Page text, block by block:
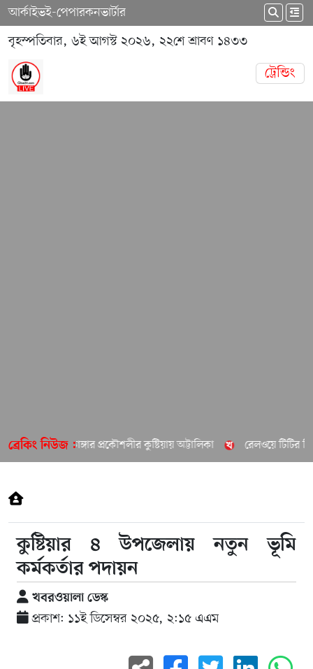
আর্কাইভই-পেপারকনভার্টার
বৃহস্পতিবার, ৬ই আগস্ট ২০২৬, ২২শে শ্রাবণ ১৪৩৩
ট্রেন্ডিং
ব্রেকিং নিউজ :চুয়াডাঙ্গার প্রকৌশলীর কুষ্টিয়ায় অট্টালিকা রেলওয়ে টিটির
কুষ্টিয়ার ৪ উপজেলায় নতুন ভূমি
কর্মকর্তার পদায়ন
খবরওয়ালা ডেস্ক
প্রকাশ: ১১ই ডিসেম্বর ২০২৫, ২:১৫ এএম